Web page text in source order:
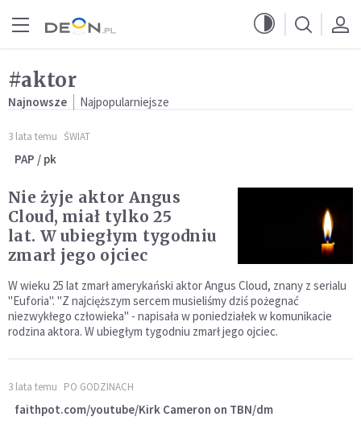
#aktor
Najnowsze Najpopularniejsze
3 lata temu ŚWIAT
PAP / pk
Nie żyje aktor Angus
Cloud, miał tylko 25
lat. W ubiegłym tygodniu
zmarł jego ojciec
W wieku 25 lat zmarł amerykański aktor Angus Cloud, znany z serialu
"Euforia". "Z najcięższym sercem musieliśmy dziś pożegnać
niezwykłego człowieka" - napisała w poniedziałek w komunikacie
rodzina aktora. W ubiegłym tygodniu zmarł jego ojciec.
3 lata temu PO GODZINACH
faithpot.com/youtube/Kirk Cameron on TBN/dm